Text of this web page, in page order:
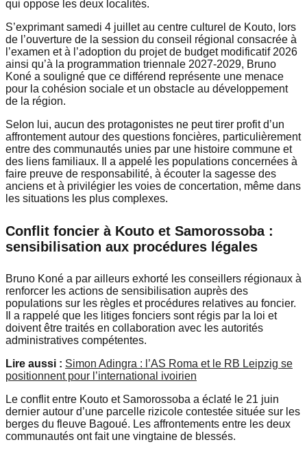
qui oppose les deux localités.
S’exprimant samedi 4 juillet au centre culturel de Kouto, lors
de l’ouverture de la session du conseil régional consacrée à
l’examen et à l’adoption du projet de budget modificatif 2026
ainsi qu’à la programmation triennale 2027-2029, Bruno
Koné a souligné que ce différend représente une menace
pour la cohésion sociale et un obstacle au développement
de la région.
Selon lui, aucun des protagonistes ne peut tirer profit d’un
affrontement autour des questions foncières, particulièrement
entre des communautés unies par une histoire commune et
des liens familiaux. Il a appelé les populations concernées à
faire preuve de responsabilité, à écouter la sagesse des
anciens et à privilégier les voies de concertation, même dans
les situations les plus complexes.
Conflit foncier à Kouto et Samorossoba :
sensibilisation aux procédures légales
Bruno Koné a par ailleurs exhorté les conseillers régionaux à
renforcer les actions de sensibilisation auprès des
populations sur les règles et procédures relatives au foncier.
Il a rappelé que les litiges fonciers sont régis par la loi et
doivent être traités en collaboration avec les autorités
administratives compétentes.
Lire aussi : Simon Adingra : l’AS Roma et le RB Leipzig se
positionnent pour l’international ivoirien
Le conflit entre Kouto et Samorossoba a éclaté le 21 juin
dernier autour d’une parcelle rizicole contestée située sur les
berges du fleuve Bagoué. Les affrontements entre les deux
communautés ont fait une vingtaine de blessés.